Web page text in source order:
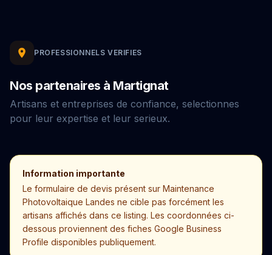
PROFESSIONNELS VERIFIES
Nos partenaires à Martignat
Artisans et entreprises de confiance, selectionnes
pour leur expertise et leur serieux.
Information importante
Le formulaire de devis présent sur Maintenance
Photovoltaique Landes ne cible pas forcément les
artisans affichés dans ce listing. Les coordonnées ci-
dessous proviennent des fiches Google Business
Profile disponibles publiquement.